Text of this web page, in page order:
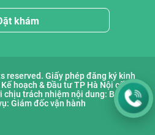
khám
reserved. Giấy phép đăng ký kinh
hoạch & Đầu tư TP Hà Nội cấp lần
trách nhiệm nội dung: Bà
Giám đốc vận hành